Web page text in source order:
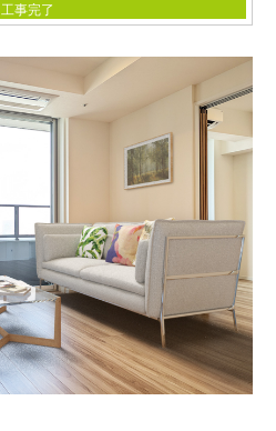
工事完了